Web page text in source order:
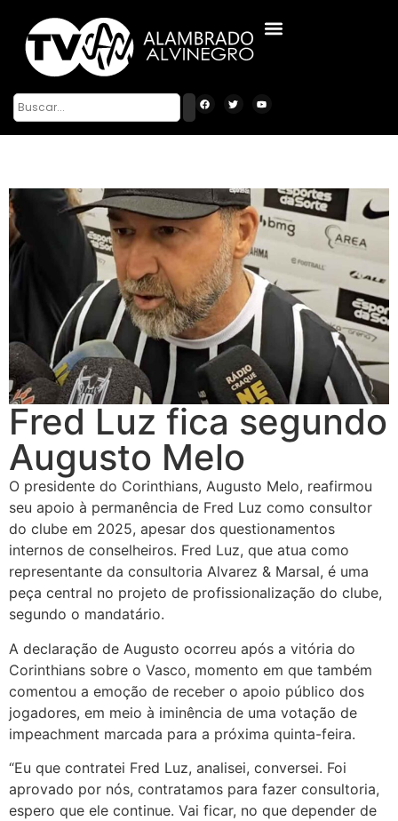
Fred Luz fica segundo
Augusto Melo
O presidente do Corinthians, Augusto Melo, reafirmou
seu apoio à permanência de Fred Luz como consultor
do clube em 2025, apesar dos questionamentos
internos de conselheiros. Fred Luz, que atua como
representante da consultoria Alvarez & Marsal, é uma
peça central no projeto de profissionalização do clube,
segundo o mandatário.
A declaração de Augusto ocorreu após a vitória do
Corinthians sobre o Vasco, momento em que também
comentou a emoção de receber o apoio público dos
jogadores, em meio à iminência de uma votação de
impeachment marcada para a próxima quinta-feira.
“Eu que contratei Fred Luz, analisei, conversei. Foi
aprovado por nós, contratamos para fazer consultoria,
espero que ele continue. Vai ficar, no que depender de